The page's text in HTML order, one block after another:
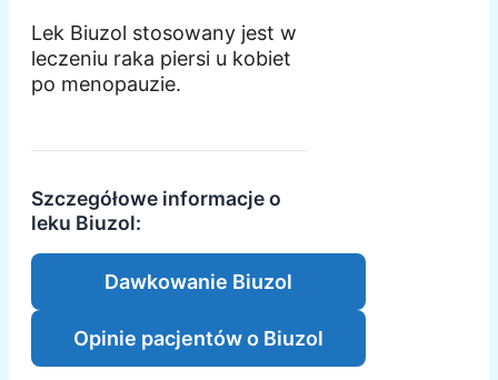
Lek Biuzol stosowany jest w
leczeniu raka piersi u kobiet
po menopauzie.
Szczegółowe informacje o
leku Biuzol:
Dawkowanie Biuzol
Opinie pacjentów o Biuzol